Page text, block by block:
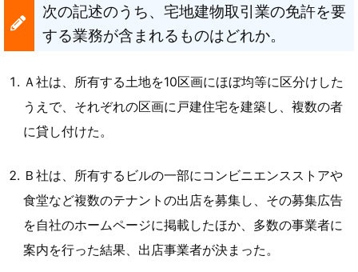
次の記述のうち、宅地建物取引業の免許を要
する業務が含まれるものはどれか。
Ａ社は、所有する土地を10区画にほぼ均等に区分けした
うえで、それぞれの区画に戸建住宅を建築し、複数の者
に貸し付けた。
Ｂ社は、所有するビルの一部にコンビニエンスストアや
食堂など複数のテナントの出店を募集し、その募集広告
を自社のホームページに掲載したほか、多数の事業者に
案内を行った結果、出店事業者が決まった。